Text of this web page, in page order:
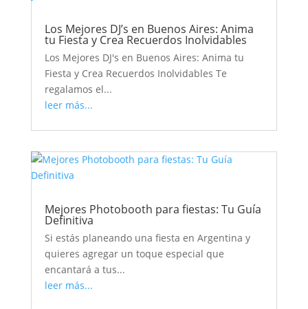
Los Mejores DJ’s en Buenos Aires: Anima
tu Fiesta y Crea Recuerdos Inolvidables
Los Mejores DJ's en Buenos Aires: Anima tu
Fiesta y Crea Recuerdos Inolvidables Te
regalamos el...
leer más...
Mejores Photobooth para fiestas: Tu Guía
Definitiva
Si estás planeando una fiesta en Argentina y
quieres agregar un toque especial que
encantará a tus...
leer más...